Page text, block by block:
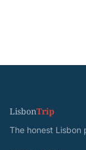
LisbonTrip
The honest Lisbon